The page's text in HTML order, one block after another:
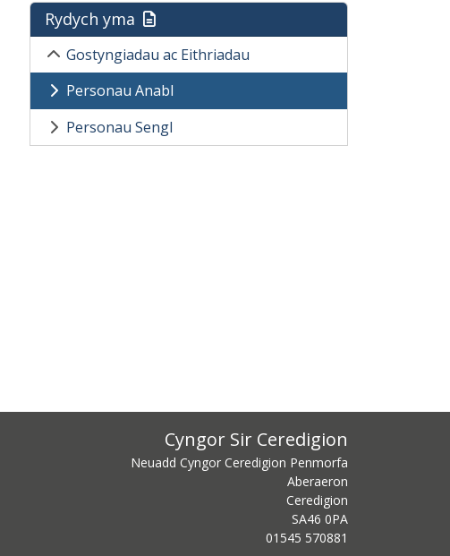
Rydych yma
Gostyngiadau ac Eithriadau
Personau Anabl
Personau Sengl
Cyngor Sir Ceredigion
Neuadd Cyngor Ceredigion Penmorfa
Aberaeron
Ceredigion
SA46 0PA
01545 570881